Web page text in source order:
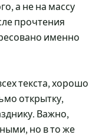
а не на массу
прочтения
именно
текста, хорошо
открытку,
Важно,
но в то же